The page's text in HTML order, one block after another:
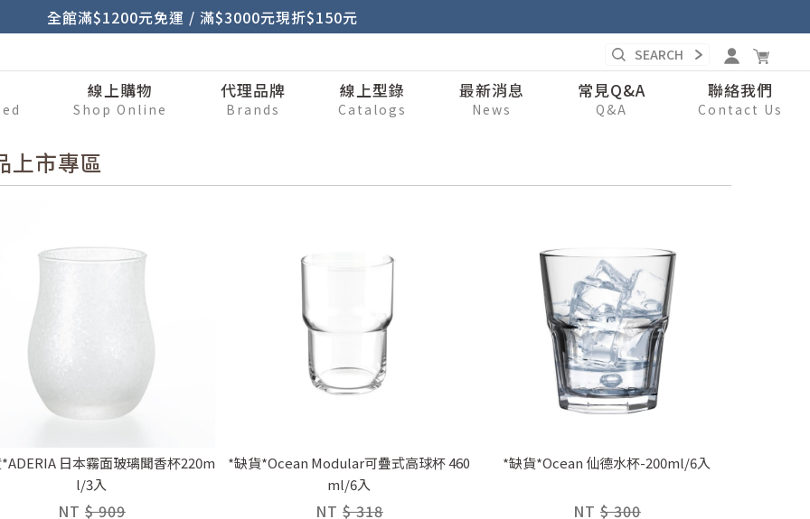
全館滿$1200元免運 / 滿$3000元現折$150元
線上購物
Shop Online
代理品牌
Brands
線上型錄
Catalogs
最新消息
News
常見Q&A
Q&A
聯絡我們
Contact Us
上市專區
日本霧面玻璃聞香杯220m
l/3入
NT $ 909
*缺貨*Ocean Modular可疊式高球杯 460
ml/6入
NT $ 318
*缺貨*Ocean 仙德水杯-200ml/6入
NT $ 300